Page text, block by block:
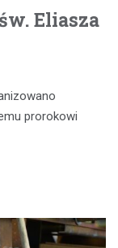
Eliasza
prorokowi